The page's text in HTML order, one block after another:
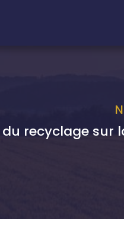
recyclage sur